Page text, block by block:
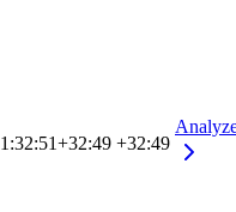
1:32:51+32:49 +32:49